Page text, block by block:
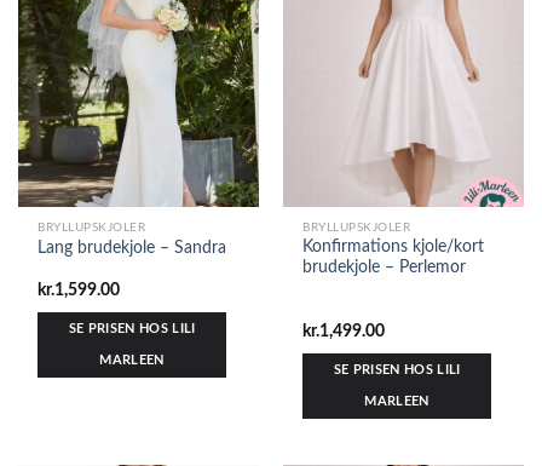
BRYLLUPSKJOLER
Lang brudekjole – Sandra
kr.1,599.00
SE PRISEN HOS LILI
MARLEEN
BRYLLUPSKJOLER
Konfirmations kjole/kort
brudekjole – Perlemor
kr.1,499.00
SE PRISEN HOS LILI
MARLEEN